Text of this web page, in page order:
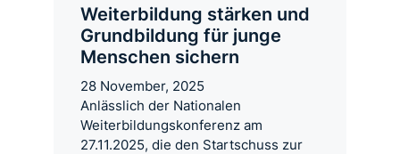
Weiterbildung stärken und
Grundbildung für junge
Menschen sichern
28 November, 2025
Anlässlich der Nationalen
Weiterbildungskonferenz am
27.11.2025, die den Startschuss zur